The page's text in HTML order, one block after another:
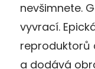
nevšimnete.
vyvrací.
reproduktorů
a dodává